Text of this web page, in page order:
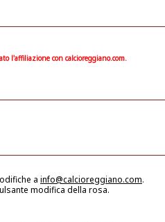
l'affiliazione con calcioreggiano.com.
a info@calcioreggiano.com.
modifica della rosa.